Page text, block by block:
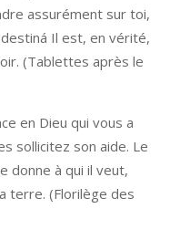
assurément sur toi,
Il est, en vérité,
(Tablettes après le
en Dieu qui vous a
sollicitez son aide. Le
donne à qui il veut,
terre. (Florilège des